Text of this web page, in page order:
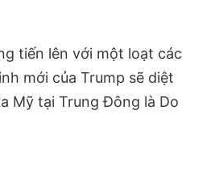
tiến lên với một loạt các
mới của Trump sẽ diệt
Mỹ tại Trung Đông là Do